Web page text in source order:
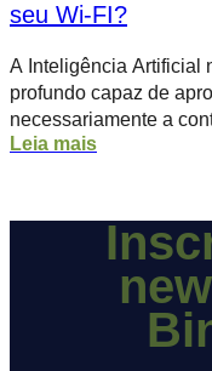
seu Wi-FI?
A Inteligência Artificial
profundo capaz de
necessariamente a
Leia mais